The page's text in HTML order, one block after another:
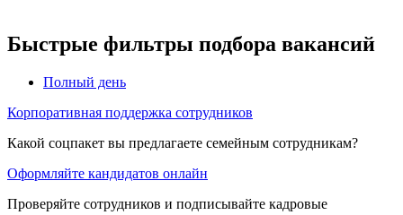
Быстрые фильтры подбора вакансий
Полный день
Корпоративная поддержка сотрудников
Какой соцпакет вы предлагаете семейным сотрудникам?
Оформляйте кандидатов онлайн
Проверяйте сотрудников и подписывайте кадровые